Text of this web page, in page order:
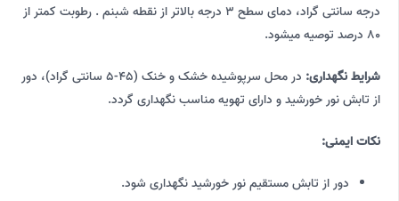
درجه سانتی گراد، دمای سطح 3 درجه بالاتر از نقطه شبنم . رطوبت کمتر از
80 درصد توصیه میشود.
شرایط نگهداری:
در محل سرپوشیده خشک و خنک (45-5 سانتی گراد)، دور
از تابش نور خورشید و دارای تهویه مناسب نگهداری گردد.
نکات ایمنی:
دور از تابش مستقیم نور خورشید نگهداری شود.